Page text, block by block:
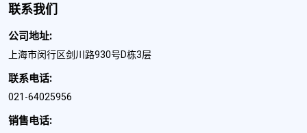
联系我们
公司地址:
上海市闵行区剑川路930号D栋3层
联系电话:
021-64025956
销售电话: